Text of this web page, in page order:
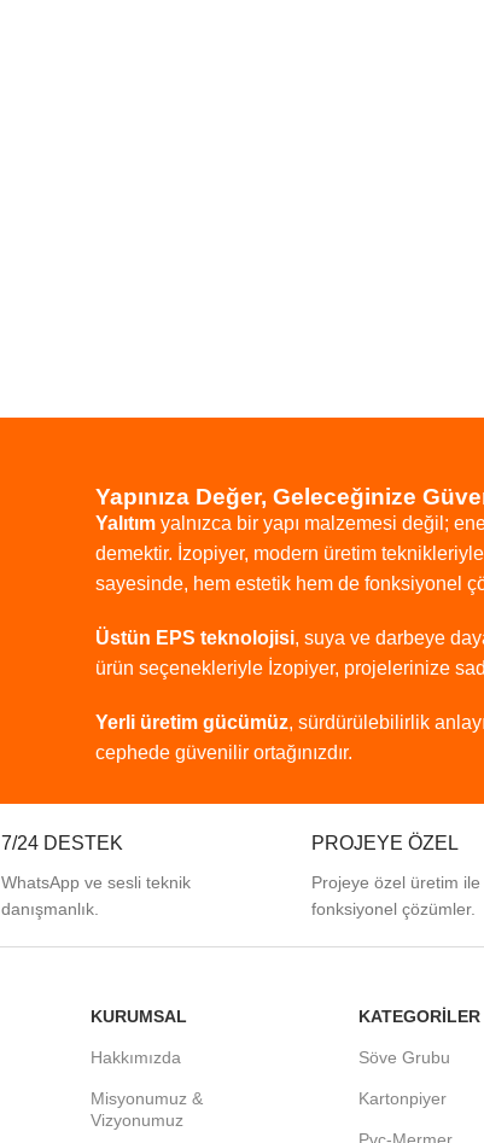
Yapınıza Değer, Geleceğinize
Yalıtım yalnızca bir yapı malzemesi değil;
demektir. İzopiyer, modern üretim teknikleriyle
sayesinde, hem estetik hem de fonksiyonel
Üstün EPS teknolojisi, suya ve darbeye
ürün seçenekleriyle İzopiyer, projelerinize
Yerli üretim gücümüz, sürdürülebilirlik
cephede güvenilir ortağınızdır.
7/24 DESTEK
WhatsApp ve sesli teknik
danışmanlık.
PROJEYE ÖZEL
Projeye özel üretim
fonksiyonel çözümler.
KURUMSAL
Hakkımızda
Misyonumuz &
Vizyonumuz
KATEGORİLER
Söve Grubu
Kartonpiyer